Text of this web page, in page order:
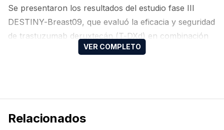
Se presentaron los resultados del estudio fase III
DESTINY-Breast09, que evaluó la eficacia y seguridad
de trastuzumab deruxtecán (T-DXd) en combinación
con pertuzumab (P) frente al régimen estándar de
Relacionados